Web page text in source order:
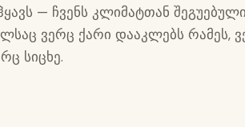
— ჩვენს კლიმატთან
ვერც ქარი დააკლებს რამეს,
სიცხე.